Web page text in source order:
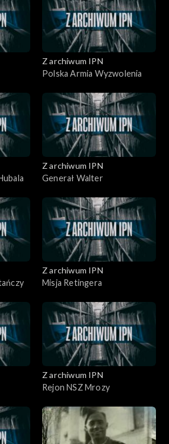
Z archiwum IPN
Polska Armia Wyzwolenia
Z archiwum IPN
Generał Walter
Z archiwum IPN
Misja Retingera
Z archiwum IPN
Rejon NSZ Mrozy